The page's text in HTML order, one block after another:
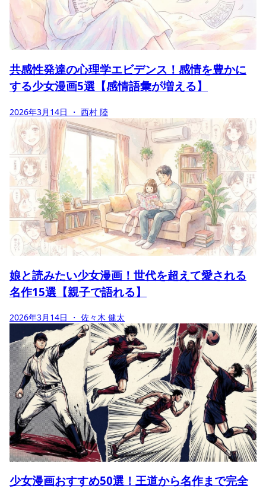
共感性発達の心理学エビデンス！感情を豊かに
する少女漫画5選【感情語彙が増える】
2026年3月14日 ・ 西村 陸
娘と読みたい少女漫画！世代を超えて愛される
名作15選【親子で語れる】
2026年3月14日 ・ 佐々木 健太
少女漫画おすすめ50選！王道から名作まで完全